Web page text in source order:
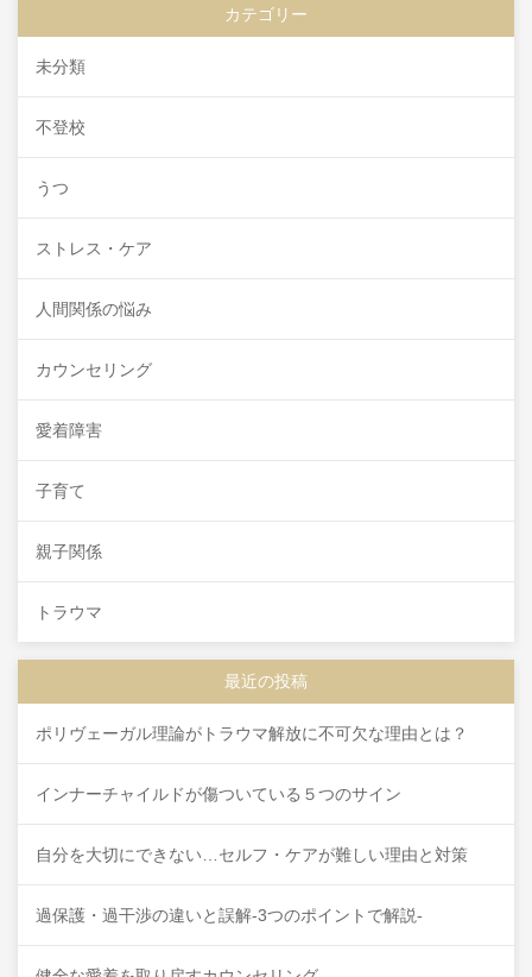
カテゴリー
未分類
不登校
うつ
ストレス・ケア
人間関係の悩み
カウンセリング
愛着障害
子育て
親子関係
トラウマ
最近の投稿
ポリヴェーガル理論がトラウマ解放に不可欠な理由とは？
インナーチャイルドが傷ついている５つのサイン
自分を大切にできない…セルフ・ケアが難しい理由と対策
過保護・過干渉の違いと誤解-3つのポイントで解説-